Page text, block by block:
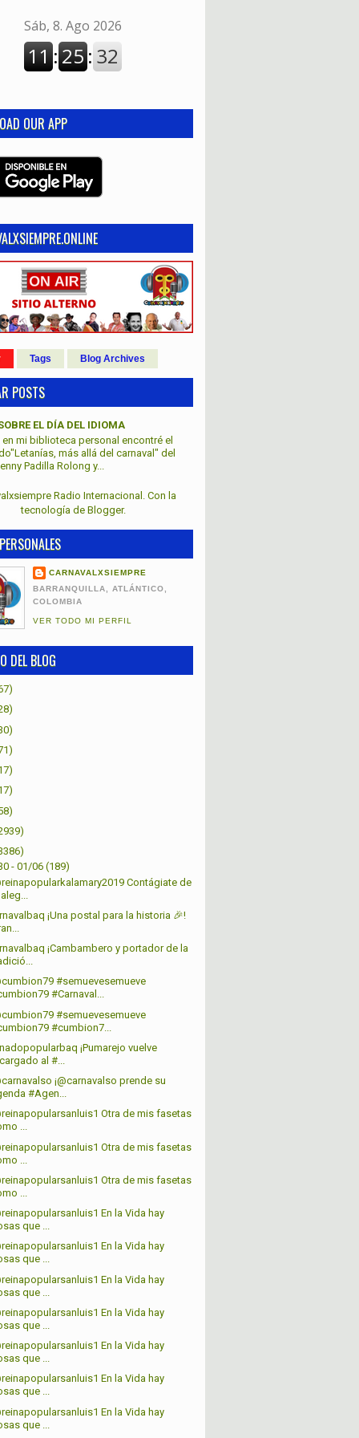
OUR APP
Tags Blog Archives
POSTS
EL DÍA DEL IDIOMA
mi biblioteca personal encontré el
más allá del carnaval" del
Padilla Rolong y...
Radio Internacional. Con la
tecnología de Blogger.
CARNAVALXSIEMPRE
BARRANQUILLA, ATLÁNTICO,
COLOMBIA
VER TODO MI PERFIL
DEL BLOG
- 01/06 (189)
Contágiate de
¡Una postal para la historia 🎉!
¡Cambambero y portador de la
#semuevesemueve
#Carnaval...
#semuevesemueve
#cumbion7...
¡Pumarejo vuelve
al #...
¡@carnavalso prende su
#Agen...
Otra de mis fasetas
...
Otra de mis fasetas
...
Otra de mis fasetas
...
En la Vida hay
que ...
En la Vida hay
que ...
En la Vida hay
que ...
En la Vida hay
que ...
En la Vida hay
que ...
En la Vida hay
que ...
En la Vida hay
que ...